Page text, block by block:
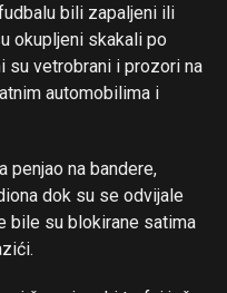
bili zapaljeni ili
okupljeni skakali po
su vetrobrani i prozori na
automobilima i
penjao na bandere,
dok su se odvijale
bile su blokirane satima